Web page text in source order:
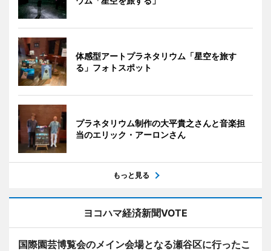
体感型アートプラネタリウム「星空を旅す
る」フォトスポット
プラネタリウム制作の大平貴之さんと音楽担
当のエリック・アーロンさん
もっと見る
ヨコハマ経済新聞VOTE
国際園芸博覧会のメイン会場となる瀬谷区に行ったこ